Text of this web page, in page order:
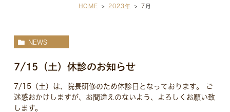
HOME 2023年 7 月
NEWS
7/15（土）休診のお知らせ
7/15（土）は、院長研修のため休診日となっております。 ご
迷惑おかけしますが、お間違えのないよう、よろしくお願い致
します。